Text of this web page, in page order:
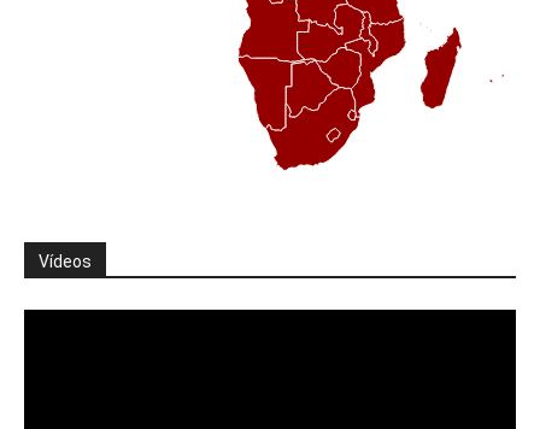
Vídeos